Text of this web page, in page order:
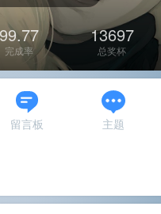
99.77
完成率
13697
总奖杯
留言板 主题